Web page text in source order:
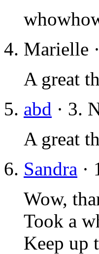
Marielle
A great
abd · 3.
A great
Sandra ·
Wow,
Took a
Keep up